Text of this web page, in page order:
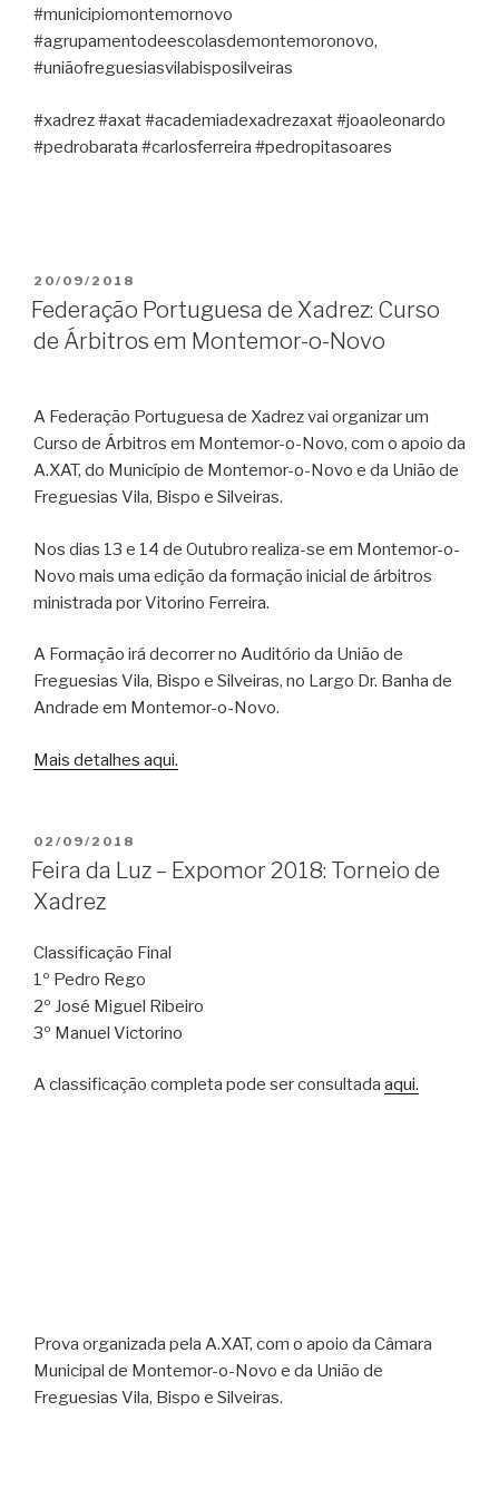
#municipiomontemornovo
#agrupamentodeescolasdemontemoronovo,
#uniãofreguesiasvilabisposilveiras
#xadrez #axat #academiadexadrezaxat #joaoleonardo
#pedrobarata #carlosferreira #pedropitasoares
PUBLICADO
EM
20/09/2018
Federação Portuguesa de Xadrez: Curso
de Árbitros em Montemor-o-Novo
A Federação Portuguesa de Xadrez vai organizar um
Curso de Árbitros em Montemor-o-Novo, com o apoio da
A.XAT, do Município de Montemor-o-Novo e da União de
Freguesias Vila, Bispo e Silveiras.
Nos dias 13 e 14 de Outubro realiza-se em Montemor-o-
Novo mais uma edição da formação inicial de árbitros
ministrada por Vitorino Ferreira.
A Formação irá decorrer no Auditório da União de
Freguesias Vila, Bispo e Silveiras, no Largo Dr. Banha de
Andrade em Montemor-o-Novo.
Mais detalhes aqui.
PUBLICADO
EM
02/09/2018
Feira da Luz – Expomor 2018: Torneio de
Xadrez
Classificação Final
1º Pedro Rego
2º José Miguel Ribeiro
3º Manuel Victorino
A classificação completa pode ser consultada aqui.
Prova organizada pela A.XAT, com o apoio da Câmara
Municipal de Montemor-o-Novo e da União de
Freguesias Vila, Bispo e Silveiras.